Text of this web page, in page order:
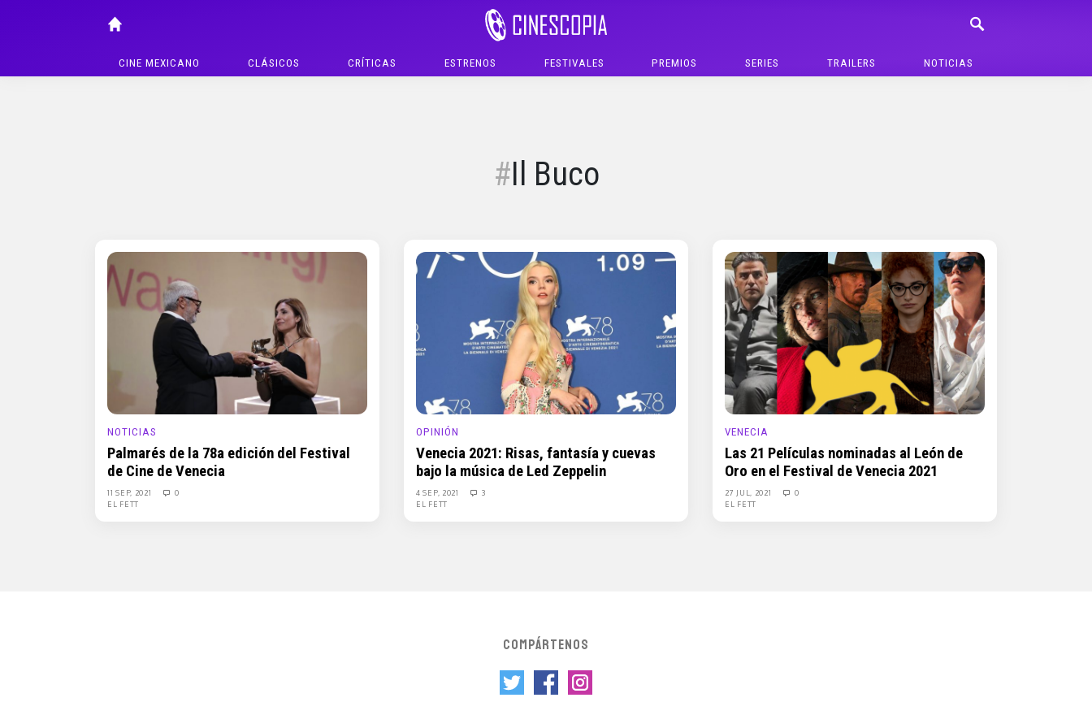
CINE MEXICANO CLÁSICOS CRÍTICAS ESTRENOS FESTIVALES PREMIOS SERIES TRAILERS NOTICIAS
Il Buco
NOTICIAS
Palmarés de la 78a edición del Festival
de Cine de Venecia
11 SEP, 2021
0
EL FETT
OPINIÓN
Venecia 2021: Risas, fantasía y cuevas
bajo la música de Led Zeppelin
4 SEP, 2021
3
EL FETT
VENECIA
Las 21 Películas nominadas al León de
Oro en el Festival de Venecia 2021
27 JUL, 2021
0
EL FETT
COMPÁRTENOS